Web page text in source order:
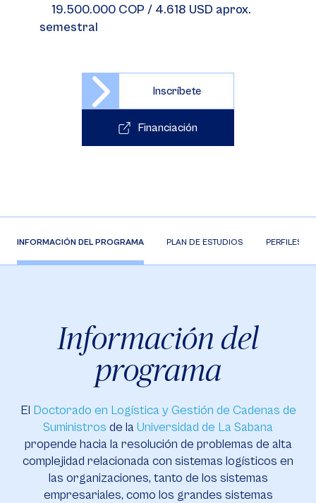
19.500.000 COP / 4.618 USD aprox.
semestral
Inscríbete
Financiación
INFORMACIÓN DEL PROGRAMA PLAN DE ESTUDIOS PERFILES
Información del
programa
El Doctorado en Logística y Gestión de Cadenas de
Suministros de laUniversidad de La Sabana
propende hacia la resolución de problemas de alta
complejidad relacionada con sistemas logísticos en
las organizaciones, tanto de los sistemas
empresariales, como los grandes sistemas